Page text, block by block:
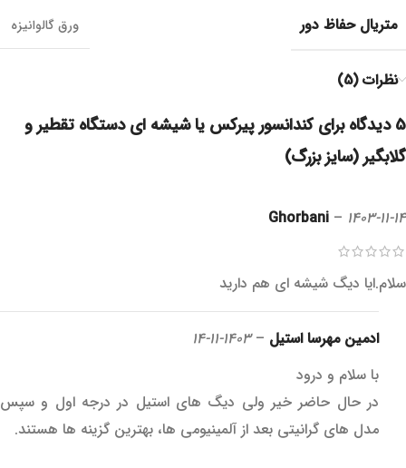
متریال حفاظ دور ورق گالوانیزه
نظرات (5)
5 دیدگاه برای
کندانسور پیرکس یا شیشه ای دستگاه تقطیر و
گلابگیر (سایز بزرگ)
Ghorbani – 1403-11-14
سلام.ایا دیگ شیشه ای هم دارید
ادمین مهرسا استیل –
1403-11-14
با سلام و درود
در حال حاضر خیر ولی دیگ های استیل در درجه اول و سپس
مدل های گرانیتی بعد از آلمینیومی ها، بهترین گزینه ها هستند.